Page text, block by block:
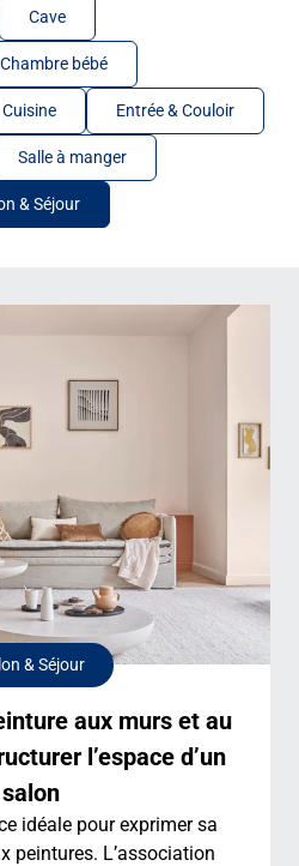
Cave
Chambre bébé
Cuisine Entrée & Couloir
Salle à manger
& Séjour
aux murs et au
l’espace d’un
salon
& Séjour
idéale pour exprimer sa
peintures. L’association